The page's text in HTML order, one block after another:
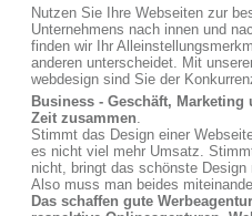
Nutzen Sie Ihre Webseiten zur
Unternehmens nach innen und
finden wir Ihr
anderen unterscheidet. Mit
webdesign sind Sie der
Business - Geschäft,
Zeit zusammen.
Stimmt das Design einer
es nicht viel mehr Umsatz.
nicht, bringt das schönste Design
Also muss man beides
Das schaffen gute